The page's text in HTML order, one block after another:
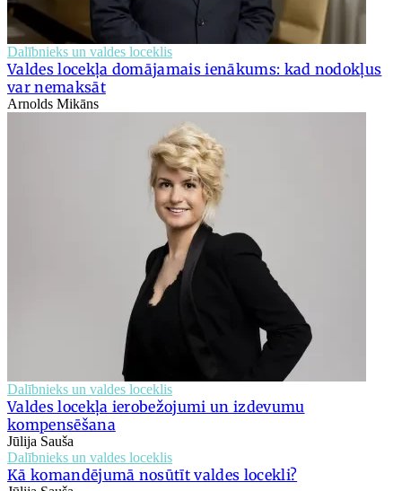
Dalībnieks un valdes loceklis
Valdes locekļa domājamais ienākums: kad nodokļus
var nemaksāt
Arnolds Mikāns
Dalībnieks un valdes loceklis
Valdes locekļa ierobežojumi un izdevumu
kompensēšana
Jūlija Sauša
Dalībnieks un valdes loceklis
Kā komandējumā nosūtīt valdes locekli?